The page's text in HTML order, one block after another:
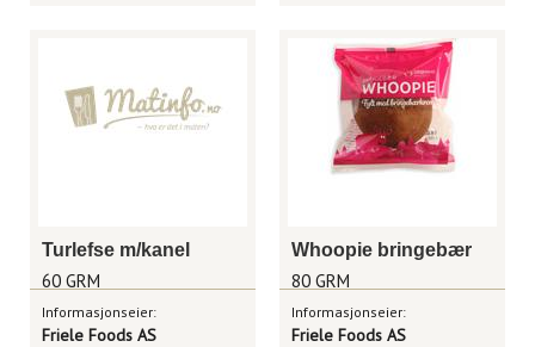
Turlefse m/kanel
60 GRM
Informasjonseier:
Friele Foods AS
Whoopie bringebær
80 GRM
Informasjonseier:
Friele Foods AS